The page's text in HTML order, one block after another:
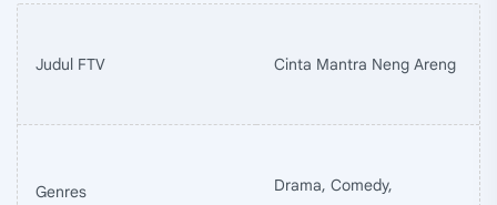
Judul FTV Cinta Mantra Neng Areng
Genres
Drama, Comedy,